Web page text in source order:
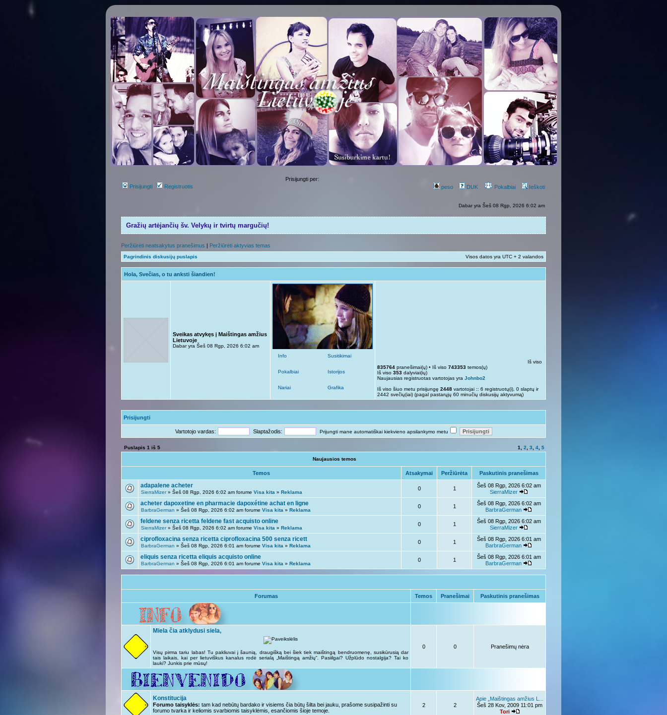
Prisijungti Registruotis
Prisijungti per:
peso
DUK Pokalbiai Ieškoti
Dabar yra Šeš 08 Rgp, 2026 6:02 am
Gražių artėjančių šv. Velykų ir tvirtų margučių!
Peržiūrėti neatsakytus pranešimus | Peržiūrėti aktyvias temas
Pagrindinis diskusijų puslapis Visos datos yra UTC + 2 valandos
Hola, Svečias, o tu anksti šiandien!
Sveikas atvykęs į Maištingas amžius
Lietuvoje
Dabar yra Šeš 08 Rgp, 2026 6:02 am
Info
Pokalbiai
Nariai
Susitikimai
Istorijos
Grafika
Iš viso
835764 pranešimai(ų) • Iš viso 743353 temos(ų)
Iš viso 353 dalyviai(ių)
Naujausias registruotas vartotojas yra Johnbo2
Iš viso šiuo metu prisijungę 2448 vartotojai :: 6 registruotų(i), 0 slaptų ir
2442 svečių(iai) (pagal pastarųjų 60 minučių diskusijų aktyvumą)
Prisijungti
Vartotojo vardas: Slaptažodis: Prijungti mane automatiškai kiekvieno apsilankymo metu
Puslapis 1 iš 5 1 2 3 4 5
Naujausios temos
Temos Atsakymai Peržiūrėta Paskutinis pranešimas
adapalene acheter
SierraMizer» Šeš 08 Rgp, 2026 6:02 am forume Visa kita » Reklama
0 1
Šeš 08 Rgp, 2026 6:02 am
SierraMizer
acheter dapoxetine en pharmacie dapoxétine achat en ligne
BarbraGerman » Šeš 08 Rgp, 2026 6:02 am forume Visa kita » Reklama
0 1
Šeš 08 Rgp, 2026 6:02 am
BarbraGerman
feldene senza ricetta feldene fast acquisto online
SierraMizer» Šeš 08 Rgp, 2026 6:02 am forume Visa kita » Reklama
0 1
Šeš 08 Rgp, 2026 6:02 am
SierraMizer
ciprofloxacina senza ricetta ciprofloxacina 500 senza ricett
BarbraGerman » Šeš 08 Rgp, 2026 6:01 am forume Visa kita » Reklama
0 1
Šeš 08 Rgp, 2026 6:01 am
BarbraGerman
eliquis senza ricetta eliquis acquisto online
BarbraGerman » Šeš 08 Rgp, 2026 6:01 am forume Visa kita » Reklama
0 1
Šeš 08 Rgp, 2026 6:01 am
BarbraGerman
Forumas Temos Pranešimai Paskutinis pranešimas
Miela čia atklydusi siela,
Visų pirma tariu labas! Tu pakliuvai į šaunią, draugišką bei šiek tiek maištingą bendruomenę, susikūrusią dar
tais laikais, kai per lietuviškus kanalus rodė serialą „Maištingą amžių“. Pasiilgai? Užplūdo nostalgija? Tai ko
lauki? Junkis prie mūsų!
0 0 Pranešimų nėra
Konstitucija
Forumo taisyklės: tam kad nebūtų bardako ir visiems čia būtų šilta bei jauku, prašome susipažinti su
forumo tvarka ir keliomis svarbiomis taisyklėmis, esančiomis šioje temoje.
2 2
Apie „Maištingas amžius L...
Šeš 28 Kov, 2009 11:01 pm
Tori